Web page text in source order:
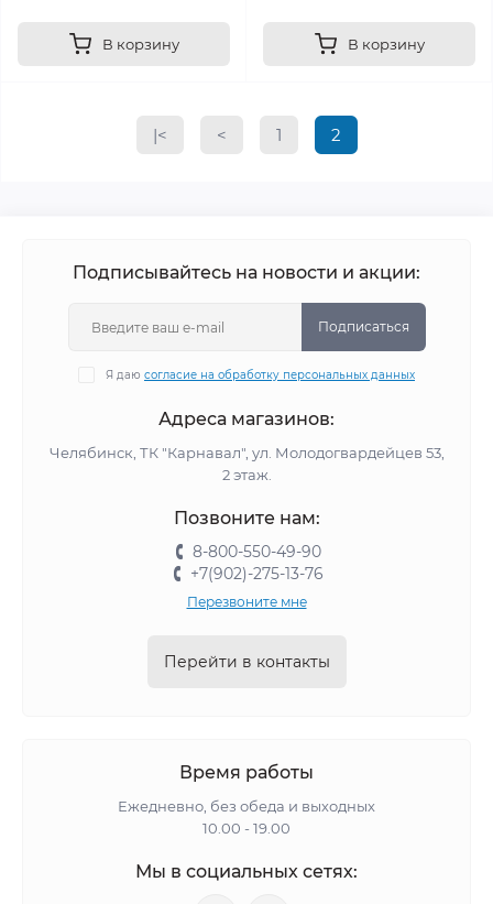
В корзину В корзину
|< < 1 2
Подписывайтесь на новости и акции:
Подписаться
Я даю согласие на обработку персональных данных
Адреса магазинов:
Челябинск, ТК "Карнавал", ул. Молодогвардейцев 53,
2 этаж.
Позвоните нам:
8-800-550-49-90
+7(902)-275-13-76
Перезвоните мне
Перейти в контакты
Время работы
Ежедневно, без обеда и выходных
10.00 - 19.00
Мы в социальных сетях: